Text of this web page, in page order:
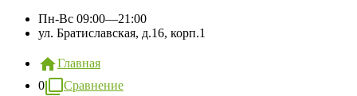
Пн-Вс 09:00—21:00
ул. Братиславская, д.16, корп.1
Главная
0
Сравнение